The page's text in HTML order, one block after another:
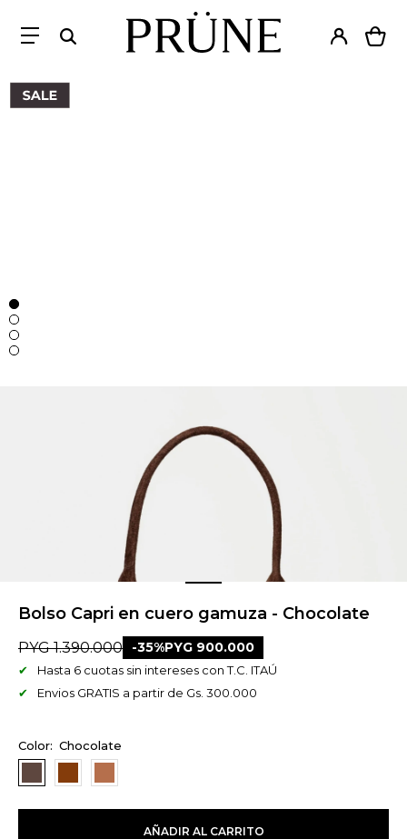
Bolso Capri en cuero gamuza - Chocolate
PYG 1.390.000 35 PYG 900.000
Hasta 6 cuotas sin intereses con T.C. ITAÚ
Envios GRATIS a partir de Gs. 300.000
Chocolate
AÑADIR AL CARRITO